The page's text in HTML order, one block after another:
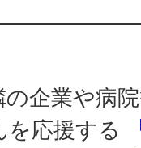
の企業や病
を応援する